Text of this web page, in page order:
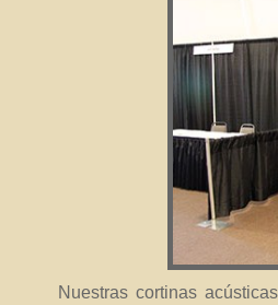
Nuestras cortinas